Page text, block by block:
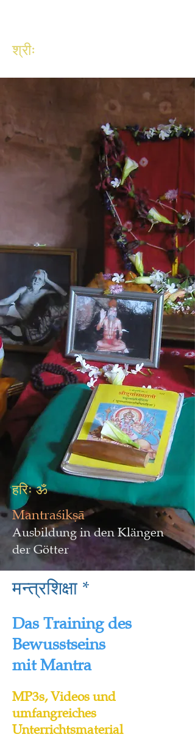
श्रीः
हरिः ॐ
Mantraśikṣā
Ausbildung in den Klängen
der Götter
मन्त्रशिक्षा *
Das Training des
Bewusstseins
mit Mantra
MP3s, Videos und
umfangreiches
Unterrichtsmaterial